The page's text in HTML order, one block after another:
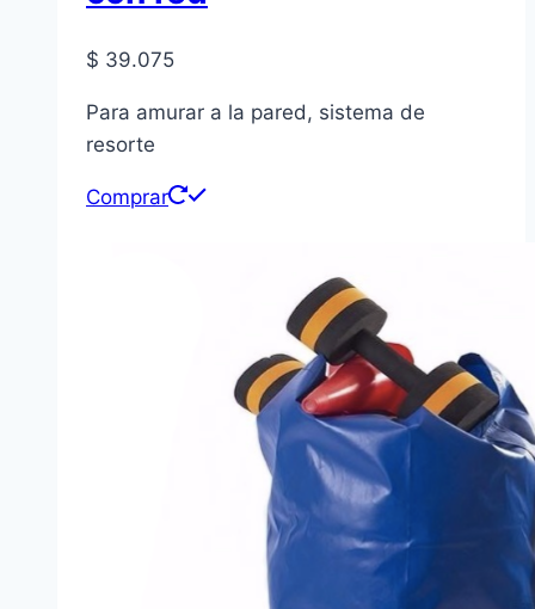
$ 39.075
Para amurar a la pared, sistema de
resorte
Comprar